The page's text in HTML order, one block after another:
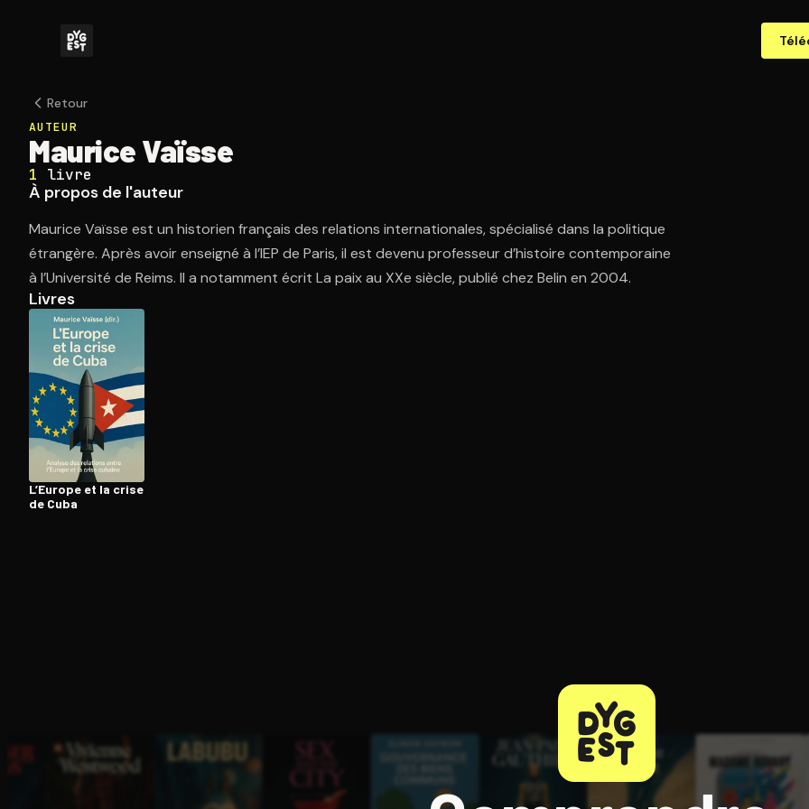
Ouvre l'app Appareil photo, pointe sur le code. C'est gratuit à l'essai.
Retour
AUTEUR
Maurice Vaïsse
1 livre
À propos de l'auteur
Maurice Vaïsse est un historien français des relations internationales, spécialisé dans la politique
étrangère. Après avoir enseigné à l’IEP de Paris, il est devenu professeur d’histoire contemporaine
à l’Université de Reims. Il a notamment écrit La paix au XXe siècle, publié chez Belin en 2004.
Livres
L’Europe et la crise
de Cuba